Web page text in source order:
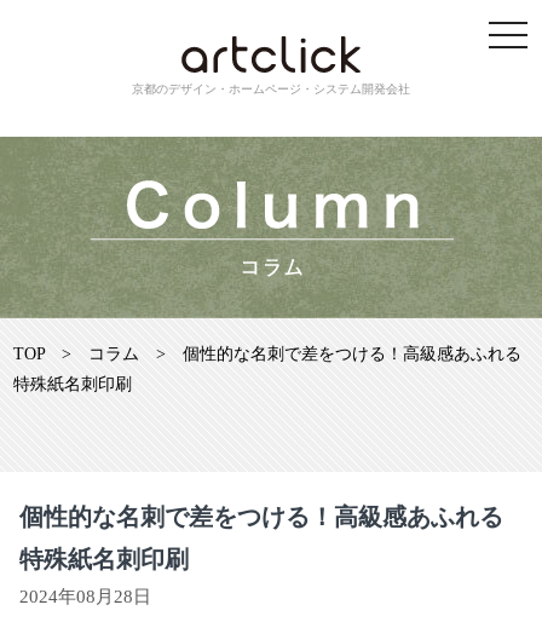
京都のデザイン・ホームページ・システム開発会社
TOP > コラム >
個性的な名刺で差をつける！高級感あふれる
特殊紙名刺印刷
個性的な名刺で差をつける！高級感あふれる
特殊紙名刺印刷
2024年08月28日